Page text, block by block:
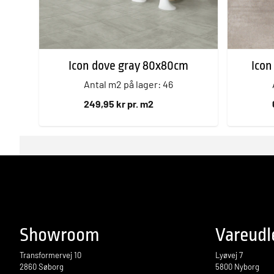
Icon dove gray 80x80cm
Antal m2 på lager: 46
249,95 kr pr. m2
Showroom
Transformervej 10
2860 Søborg
Lyøvej 7
5800 Nyborg